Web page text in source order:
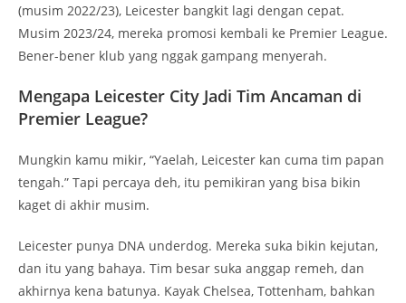
(musim 2022/23), Leicester bangkit lagi dengan cepat.
Musim 2023/24, mereka promosi kembali ke Premier League.
Bener-bener klub yang nggak gampang menyerah.
Mengapa Leicester City Jadi Tim Ancaman di
Premier League?
Mungkin kamu mikir, “Yaelah, Leicester kan cuma tim papan
tengah.” Tapi percaya deh, itu pemikiran yang bisa bikin
kaget di akhir musim.
Leicester punya DNA underdog. Mereka suka bikin kejutan,
dan itu yang bahaya. Tim besar suka anggap remeh, dan
akhirnya kena batunya. Kayak Chelsea, Tottenham, bahkan